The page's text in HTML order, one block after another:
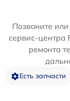
Позвоните
сервис-центра
ремонта
Есть запчасти